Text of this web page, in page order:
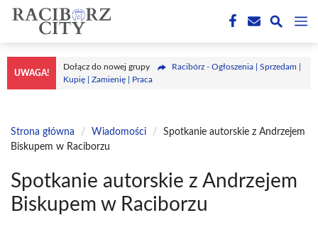
Przejdź
treści
UWAGA!
Dołącz do nowej grupy
Racibórz - Ogłoszenia | Sprzedam |
Kupię | Zamienię | Praca
Strona główna / Wiadomości /
Spotkanie autorskie z Andrzejem
Biskupem w Raciborzu
Spotkanie autorskie z Andrzejem
Biskupem w Raciborzu